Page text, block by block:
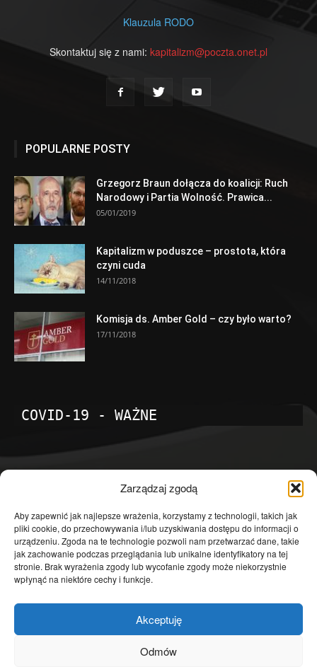
Zarządzaj zgodą
Aby zapewnić jak najlepsze wrażenia, korzystamy z technologii, takich jak
pliki cookie, do przechowywania i/lub uzyskiwania dostępu do informacji o
urządzeniu. Zgoda na te technologie pozwoli nam przetwarzać dane, takie
jak zachowanie podczas przeglądania lub unikalne identyfikatory na tej
stronie. Brak wyrażenia zgody lub wycofanie zgody może niekorzystnie
wpłynąć na niektóre cechy i funkcje.
Akceptuję
Odmów
Klauzula RODO
Skontaktuj się z nami: kapitalizm@poczta.onet.pl
POPULARNE POSTY
Grzegorz Braun dołącza do koalicji: Ruch
Narodowy i Partia Wolność. Prawica...
05/01/2019
Kapitalizm w poduszce – prostota, która
czyni cuda
14/11/2018
Komisja ds. Amber Gold – czy było warto?
17/11/2018
COVID-19 - WAŻNE
Temat dnia
4602
Publicystyka
4364
Polityka
3640
Polska
Społeczeństwo
2823